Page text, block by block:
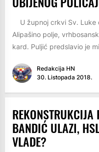
U župnoj crkvi Sv. Luke
Alipašino polje,
kard. Puljić predslavio je
Redakcija HN
30. Listopada 2018.
REKONSTRUKCIJA
BANDIĆ ULAZI,
VLADE?